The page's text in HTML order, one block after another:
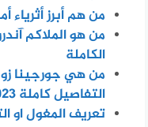
من هم أبرز أثرياء أمريكا 2023 وكم
الكاملة
من هي جورجينا
التفاصيل كاملة 2023
تعريف المغول او